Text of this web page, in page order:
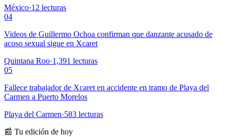
México·12 lecturas
04
Videos de Guillermo Ochoa confirman que danzante acusado de
acoso sexual sigue en Xcaret
Quintana Roo·1,391 lecturas
05
Fallece trabajador de Xcaret en accidente en tramo de Playa del
Carmen a Puerto Morelos
Playa del Carmen·583 lecturas
📰 Tu edición de hoy